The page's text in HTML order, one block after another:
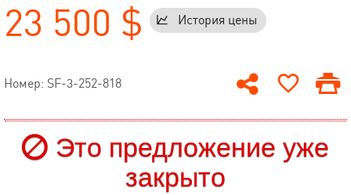
23 500 $ История цены
Номер: SF-3-252-818
Это предложение уже
закрыто